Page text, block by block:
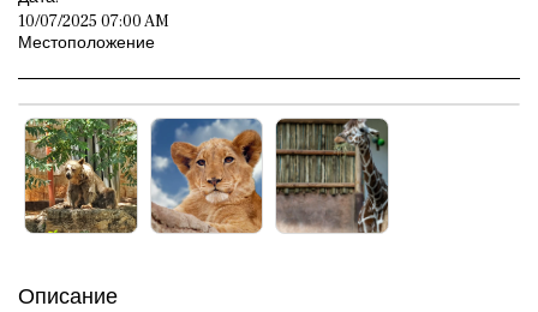
10/07/2025 07:00 AM
Местоположение
Описание